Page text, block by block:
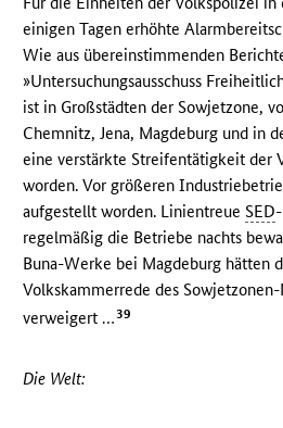
einigen Tagen erhöhte
Wie aus übereinstimmenden
»Untersuchungsausschuss
ist in Großstädten der Sowjetzone,
Chemnitz, Jena, Magdeburg und in
eine verstärkte Streifentätigkeit der
worden. Vor größeren
aufgestellt worden. LinientreueSED
regelmäßig die Betriebe nachts
Buna-Werke bei Magdeburg hätten
Volkskammerrede des
verweigert …39
Die Welt: